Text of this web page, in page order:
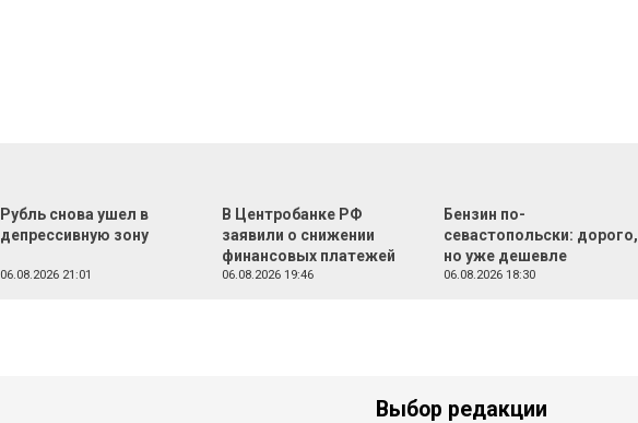
Рубль снова ушел в
депрессивную зону
06.08.2026 21:01
В Центробанке РФ
заявили о снижении
финансовых платежей
06.08.2026 19:46
Бензин по-
севастопольски: дорого,
но уже дешевле
06.08.2026 18:30
Выбор редакции